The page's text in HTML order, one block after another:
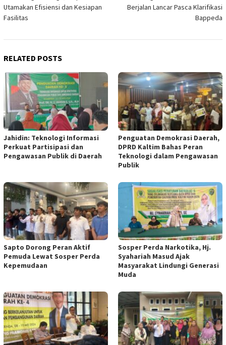
Utamakan Efisiensi dan Kesiapan
Fasilitas
Berjalan Lancar Pasca Klarifikasi
Bappeda
RELATED POSTS
Jahidin: Teknologi Informasi
Perkuat Partisipasi dan
Pengawasan Publik di Daerah
Penguatan Demokrasi Daerah,
DPRD Kaltim Bahas Peran
Teknologi dalam Pengawasan
Publik
Sapto Dorong Peran Aktif
Pemuda Lewat Sosper Perda
Kepemudaan
Sosper Perda Narkotika, Hj.
Syahariah Masud Ajak
Masyarakat Lindungi Generasi
Muda